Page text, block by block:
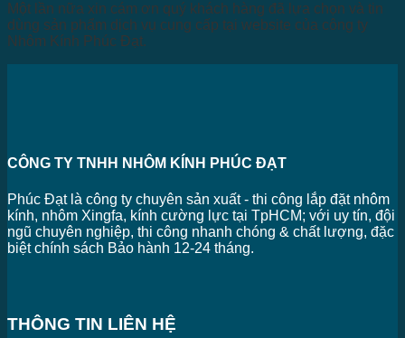
Một lần nữa xin cám ơn quý khách hàng đã lựa chọn và tin
dùng sản phẩm dịch vụ cung cấp tại website của công ty
Nhôm Kính Phúc Đạt.
CÔNG TY TNHH NHÔM KÍNH PHÚC ĐẠT
Phúc Đạt là công ty chuyên sản xuất - thi công lắp đặt nhôm
kính, nhôm Xingfa, kính cường lực tại TpHCM; với uy tín, đội
ngũ chuyên nghiệp, thi công nhanh chóng & chất lượng, đặc
biệt chính sách Bảo hành 12-24 tháng.
THÔNG TIN LIÊN HỆ